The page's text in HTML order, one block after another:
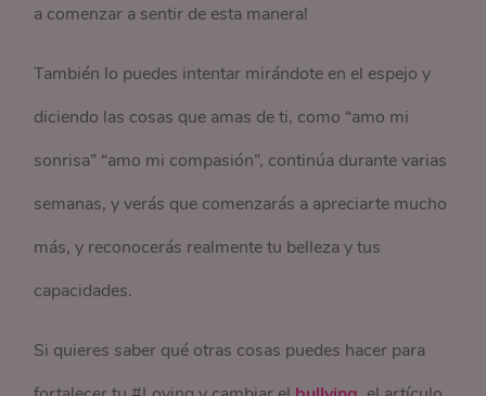
a comenzar a sentir de esta manera!
También lo puedes intentar mirándote en el espejo y
diciendo las cosas que amas de ti, como “amo mi
sonrisa” “amo mi compasión”, continúa durante varias
semanas, y verás que comenzarás a apreciarte mucho
más, y reconocerás realmente tu belleza y tus
capacidades.
Si quieres saber qué otras cosas puedes hacer para